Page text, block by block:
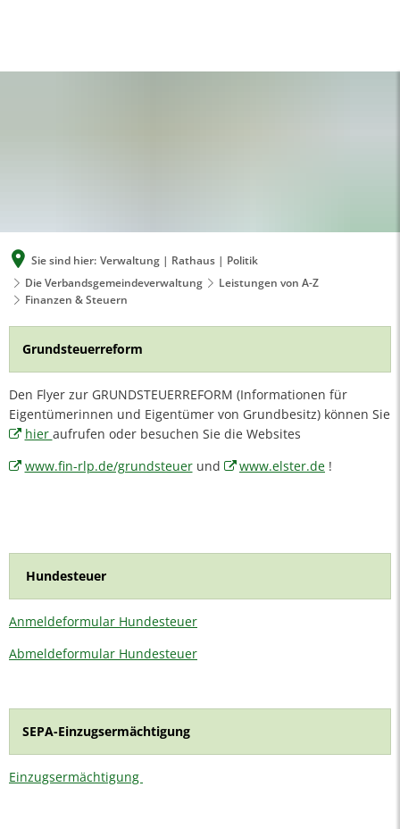
Sie sind hier: Verwaltung | Rathaus | Politik
Die Verbandsgemeindeverwaltung
Leistungen von A-Z
Finanzen & Steuern
Finanzen
&
Steuern
Grundsteuerreform
Den Flyer zur GRUNDSTEUERREFORM (Informationen für
Eigentümerinnen und Eigentümer von Grundbesitz) können Sie
hier aufrufen oder besuchen Sie die Websites
www.fin-rlp.de/grundsteuerund www.elster.de !
Hundesteuer
Anmeldeformular Hundesteuer
Abmeldeformular Hundesteuer
SEPA-Einzugsermächtigung
Einzugsermächtigung